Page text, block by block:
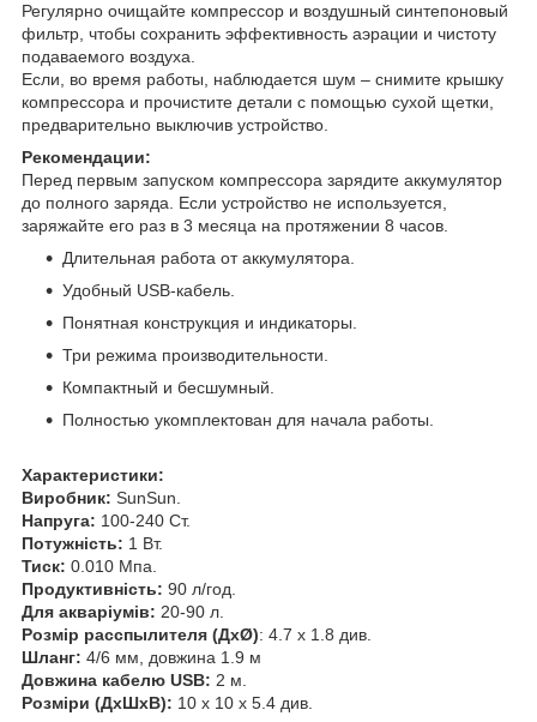
Регулярно очищайте компрессор и воздушный синтепоновый
фильтр, чтобы сохранить эффективность аэрации и чистоту
подаваемого воздуха.
Если, во время работы, наблюдается шум – снимите крышку
компрессора и прочистите детали с помощью сухой щетки,
предварительно выключив устройство.
Рекомендации:
Перед первым запуском компрессора зарядите аккумулятор
до полного заряда. Если устройство не используется,
заряжайте его раз в 3 месяца на протяжении 8 часов.
Длительная работа от аккумулятора.
Удобный USB-кабель.
Понятная конструкция и индикаторы.
Три режима производительности.
Компактный и бесшумный.
Полностью укомплектован для начала работы.
Характеристики:
Виробник: SunSun.
Напруга: 100-240 Ст.
Потужність: 1 Вт.
Тиск: 0.010 Мпа.
Продуктивність: 90 л/год.
Для акваріумів: 20-90 л.
Розмір расспылителя (ДхØ): 4.7 х 1.8 див.
Шланг: 4/6 мм, довжина 1.9 м
Довжина кабелю USB: 2 м.
Розміри (ДхШхВ): 10 х 10 х 5.4 див.